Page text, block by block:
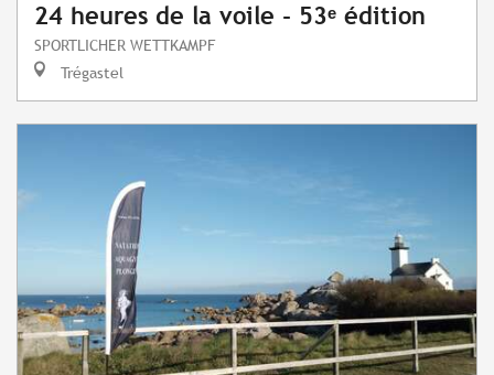
24 heures de la voile - 53ᵉ édition
SPORTLICHER WETTKAMPF
Trégastel